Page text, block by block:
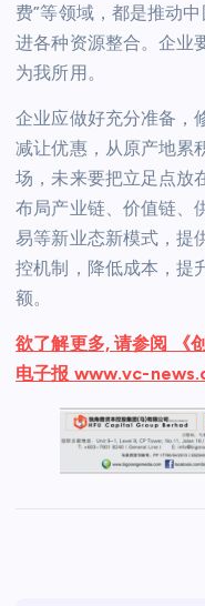
费”等领域，都是推动
进各种资源整合。企业
为我所用。
企业应做好充分准备，
减让优惠，从原产地累
场，未来要把立足点放
布局产业链、价值链、
易等新业态新模式，提
控机制，降低成本，提
额。
欲了解更多, 请参阅 《
电子报 www.vc-